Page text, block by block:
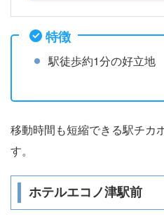
特徴
駅徒歩約1分の好立地
移動時間も短縮できる駅チカ
す。
ホテルエコノ津駅前